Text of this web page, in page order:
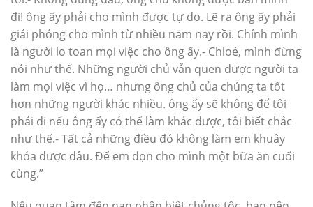
đi! ông ấy phải cho mình được tự do. Lẽ ra ông ấy phải
giải phóng cho mình từ nhiều năm nay rồi. Chính mình
là người lo toan mọi việc cho ông ấy.- Chloé, mình đừng
nói như thế. Những người chủ vẫn quen được người ta
làm mọi việc vì họ… nhưng ông chủ của chúng ta tốt
hơn những người khác nhiều. ông ấy sẽ không để tôi
phải đi nếu ông ấy có thể làm khác được, tôi biết chắc
như thế.- Tất cả những điều đó không làm em khuây
khỏa được đâu. Để em dọn cho mình một bữa ăn cuối
cùng.”